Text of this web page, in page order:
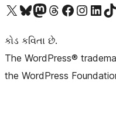
અમારા X (અગાઉ ટ્વિટર) એકાઉન્ટની મુલાકાત લોઅમારા Bluesky એકાઉન્ટની મુલાકાત લોઅમારા માસ્ટોડોન એકાઉન્ટની મુલાકાત લોઅમારા Threads એકાઉન્ટની મુલાકાત લો અમારા ફેસબુક પેજની મુલાકાત લોઅમારા ઇન્સ્ટાગ્રામ એકાઉન્ટની મુલાકાત લો અમારા LinkedIn એકાઉન્ટની મુલાકાત લોઅમારા TikTok એકાઉન્ટની મુલાકાત લો
કોડ કવિતા છે.
The WordPress®
the WordPress